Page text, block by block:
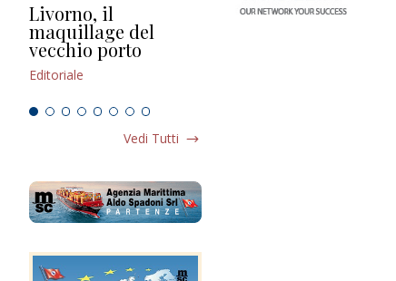
Livorno, il
maquillage del
vecchio porto
Editoriale
L’uscita di scena di
Vedi Tutti